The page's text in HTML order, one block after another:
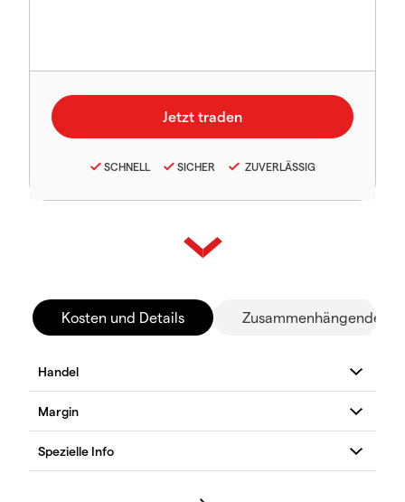
SCHNELL SICHER ZUVERLÄSSIG
Kosten und Details Zusammenhängende